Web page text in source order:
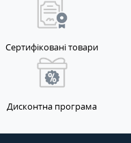
Сертифіковані товари
Дисконтна програма